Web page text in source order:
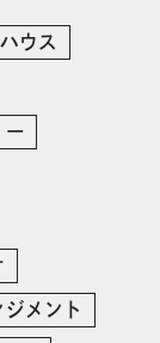
ウス
ー
メント